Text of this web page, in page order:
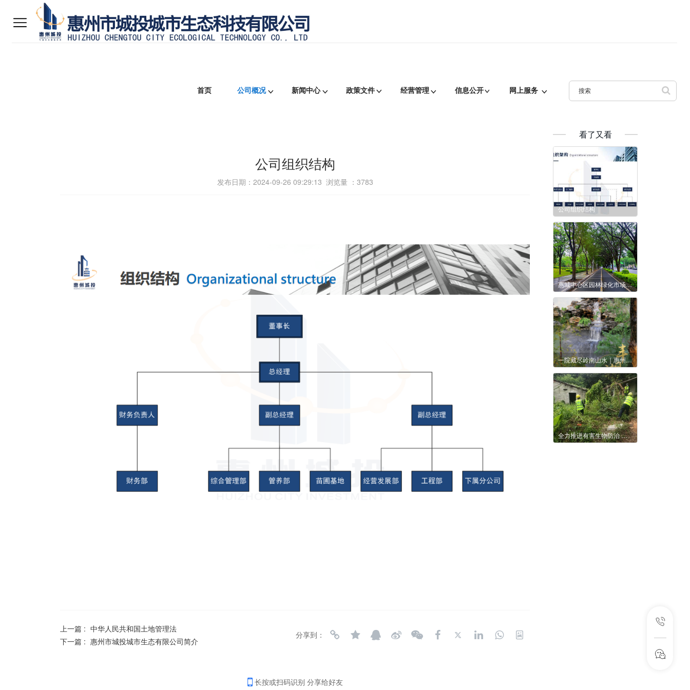
首页 公司概况 新闻中心 政策文件 经营管理 信息公开 网上服务
公司组织结构
发布日期：2024-09-26 09:29:13 浏览量 ： 3783
上一篇 : 中华人民共和国土地管理法
下一篇 : 惠州市城投城市生态有限公司简介
分享到：
长按或扫码识别 分享给好友
看了又看
公司组织结构
惠城中心区园林绿化市场化养护管理 （江北片区）
一院藏尽岭南山水｜惠州西湖·丰湖书院
全力推进有害生物防治 切实守护惠州绿水青山